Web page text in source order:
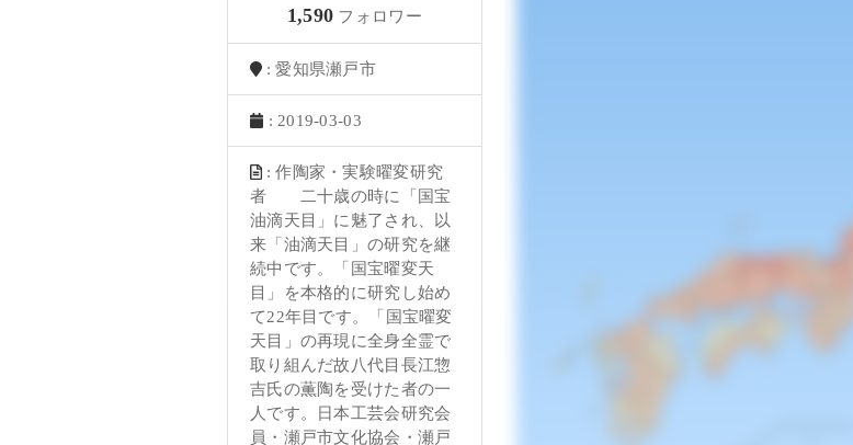
1,590 フォロワー
: 愛知県瀬戸市
: 2019-03-03
: 作陶家・実験曜変研究
者 二十歳の時に「国宝
油滴天目」に魅了され、以
来「油滴天目」の研究を継
続中です。「国宝曜変天
目」を本格的に研究し始め
て22年目です。「国宝曜変
天目」の再現に全身全霊で
取り組んだ故八代目長江惣
吉氏の薫陶を受けた者の一
人です。日本工芸会研究会
員・瀬戸市文化協会・瀬戸